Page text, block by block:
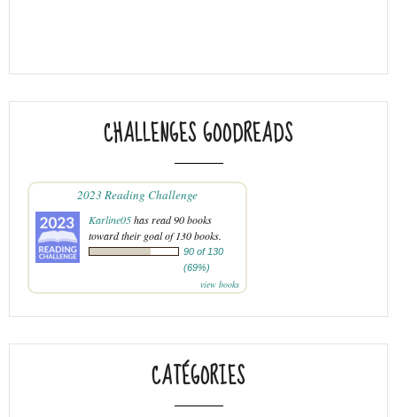
CHALLENGES GOODREADS
2023 Reading Challenge
Karline05has read 90 books
toward their goal of 130 books.
90 of 130
(69%)
view books
CATÉGORIES